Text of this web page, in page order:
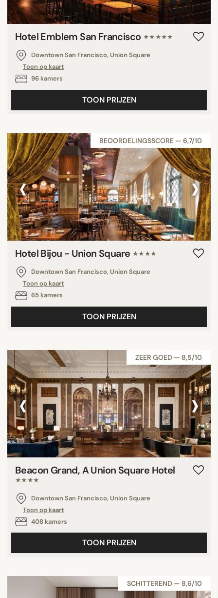
Hotel Emblem San Francisco ★★★★★
Downtown San Francisco, Union Square
Toon op kaart
96 kamers
TOON PRIJZEN
BEOORDELINGSSCORE — 6,7/10
‹ ›
Hotel Bijou - Union Square ★★★★
Downtown San Francisco, Union Square
Toon op kaart
65 kamers
TOON PRIJZEN
ZEER GOED — 8,5/10
‹ ›
Beacon Grand, A Union Square Hotel
★★★★
Downtown San Francisco, Union Square
Toon op kaart
408 kamers
TOON PRIJZEN
SCHITTEREND — 8,6/10